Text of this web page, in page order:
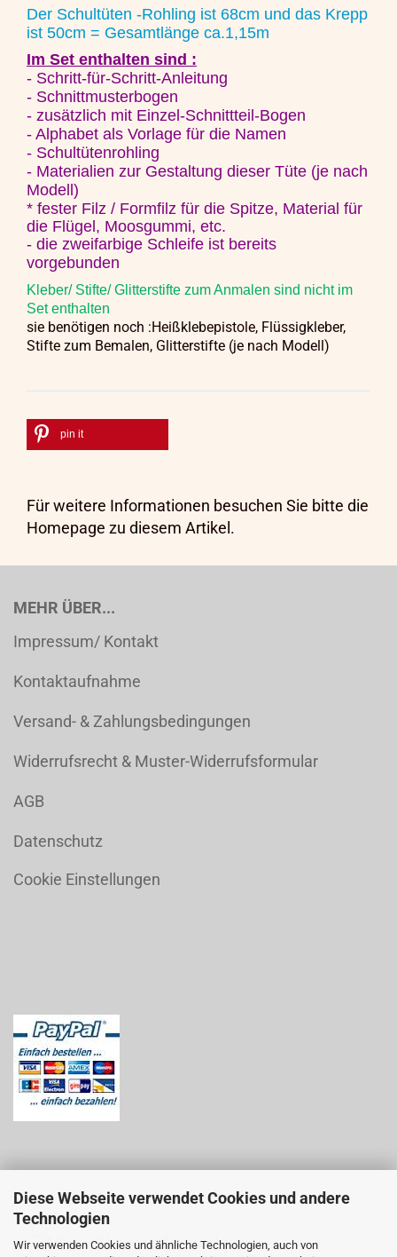
Diese Webseite verwendet Cookies und andere
Technologien
Wir verwenden Cookies und ähnliche Technologien, auch von
Der Schultüten -Rohling ist 68cm und das Krepp
ist 50cm = Gesamtlänge ca.1,15m
Im Set enthalten sind :
- Schritt-für-Schritt-Anleitung
- Schnittmusterbogen
- zusätzlich mit Einzel-Schnittteil-Bogen
- Alphabet als Vorlage für die Namen
- Schultütenrohling
- Materialien zur Gestaltung dieser Tüte (je nach
Modell)
* fester Filz / Formfilz für die Spitze, Material für
die Flügel, Moosgummi, etc.
- die zweifarbige Schleife ist bereits
vorgebunden
Kleber/ Stifte/ Glitterstifte zum Anmalen sind nicht im
Set enthalten
sie benötigen noch :Heißklebepistole, Flüssigkleber,
Stifte zum Bemalen, Glitterstifte (je nach Modell)
pin it
Für weitere Informationen besuchen Sie bitte die
Homepage zu diesem Artikel.
MEHR ÜBER...
Impressum/ Kontakt
Kontaktaufnahme
Versand- & Zahlungsbedingungen
Widerrufsrecht & Muster-Widerrufsformular
AGB
Datenschutz
Cookie Einstellungen